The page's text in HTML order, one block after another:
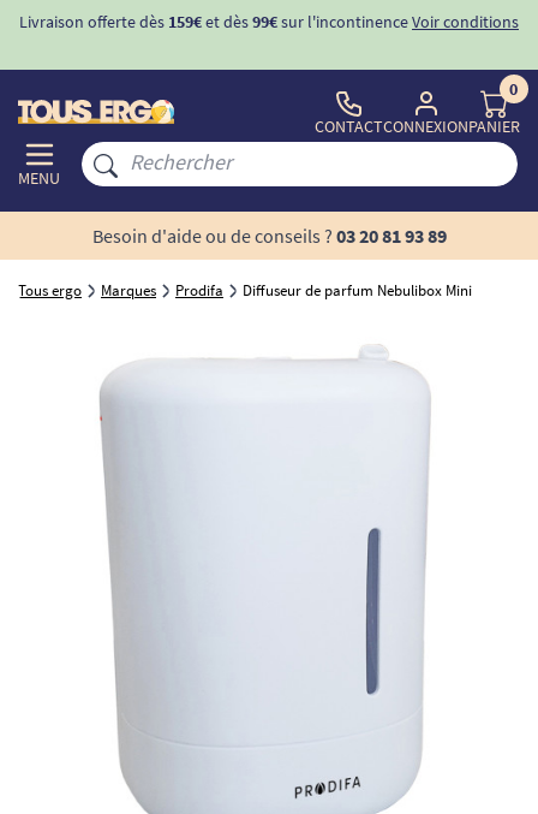
Livraison offerte dès 159€et dès99€sur l'incontinenceVoir conditions
MENU
CONTACTCONNEXION
0
PANIER
Besoin d'aide ou de conseils ? 03 20 81 93 89
Tous ergo Marques Prodifa Diffuseur de parfum Nebulibox Mini